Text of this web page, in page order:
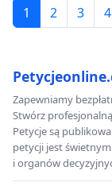
1 2 3 4
Zapewniamy
Stwórz
Petycje są
petycji jest
i organów